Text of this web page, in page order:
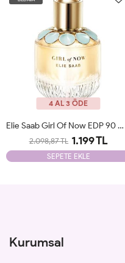
4 AL 3 ÖDE
Elie Saab Girl Of Now EDP 90 Ml Tester
2.098,87 TL 1.199 TL
SEPETE EKLE
Kurumsal